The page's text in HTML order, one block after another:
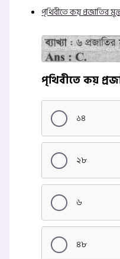
পৃথিবীতে কয় প্রজাতির
পৃথিবীতে কয়
১৪
২৮
৬
৪৮